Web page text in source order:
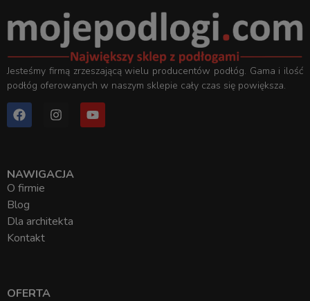
Jesteśmy firmą zrzeszającą wielu producentów podłóg. Gama i ilość
podłóg oferowanych w naszym sklepie cały czas się powiększa.
NAWIGACJA
O firmie
Blog
Dla architekta
Kontakt
OFERTA